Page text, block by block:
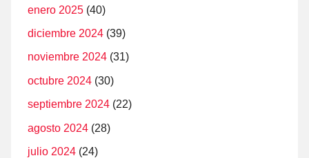
enero 2025 (40)
diciembre 2024 (39)
noviembre 2024 (31)
octubre 2024 (30)
septiembre 2024 (22)
agosto 2024 (28)
julio 2024 (24)